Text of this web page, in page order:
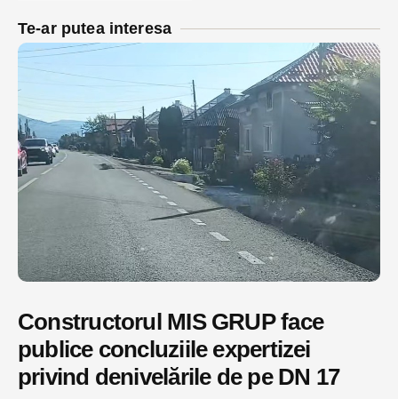
Te-ar putea interesa
Constructorul MIS GRUP face
publice concluziile expertizei
privind denivelările de pe DN 17